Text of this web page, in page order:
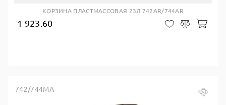
КОРЗИНА ПЛАСТМАССОВАЯ 23Л 742AR/744AR
1 923.60 В закладки
Сравнить
742/744MA